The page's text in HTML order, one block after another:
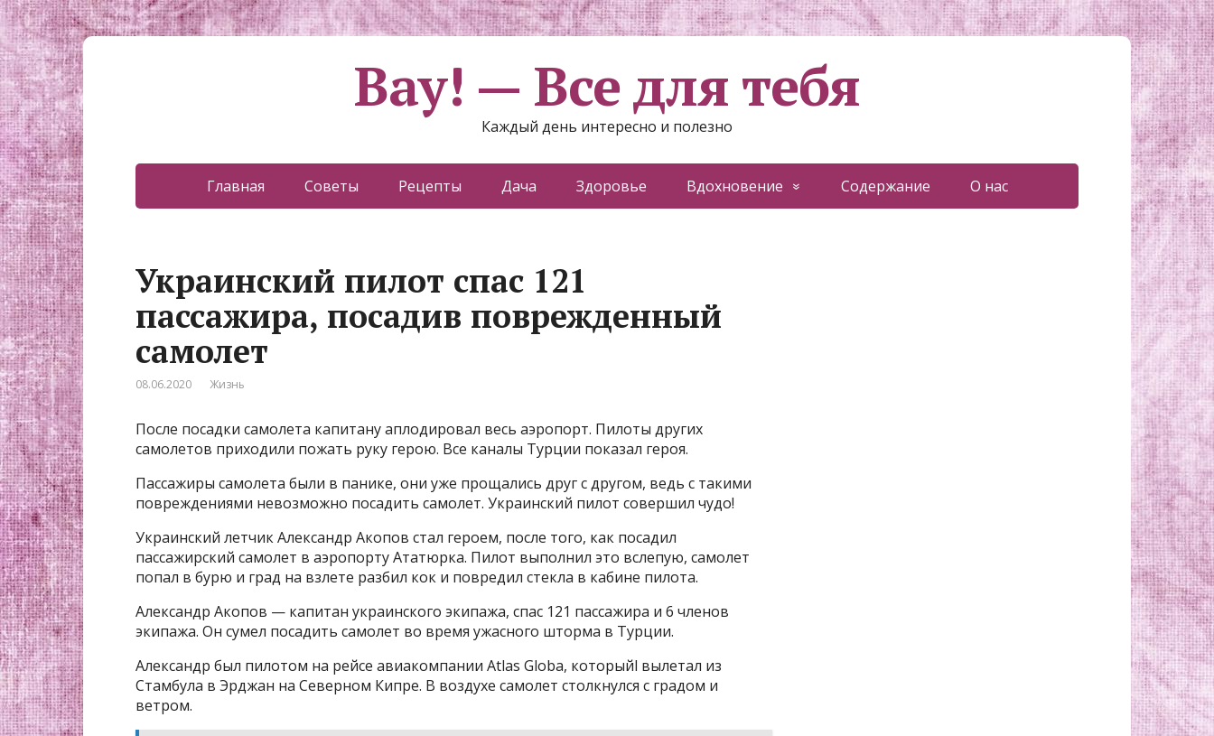
Вау! — Все для тебя
Каждый день интересно и полезно
Главная Советы Рецепты Дача Здоровье Вдохновение Содержание О нас
Украинский пилот спас 121
пассажира, посадив поврежденный
самолет
08.06.2020 Жизнь
После посадки самолета капитану аплодировал весь аэропорт. Пилоты других
самолетов приходили пожать руку герою. Все каналы Турции показал героя.
Пассажиры самолета были в панике, они уже прощались друг с другом, ведь с такими
повреждениями невозможно посадить самолет. Украинский пилот совершил чудо!
Украинский летчик Александр Акопов стал героем, после того, как посадил
пассажирский самолет в аэропорту Ататюрка. Пилот выполнил это вслепую, самолет
попал в бурю и град на взлете разбил кок и повредил стекла в кабине пилота.
Александр Акопов — капитан украинского экипажа, спас 121 пассажира и 6 членов
экипажа. Он сумел посадить самолет во время ужасного шторма в Турции.
Александр был пилотом на рейсе авиакомпании Atlas Globa, которыйl вылетал из
Стамбула в Эрджан на Северном Кипре. В воздухе самолет столкнулся с градом и
ветром.